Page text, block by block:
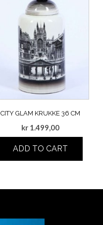
CITY GLAM KRUKKE 36 CM
kr 1.499,00
ADD TO CART